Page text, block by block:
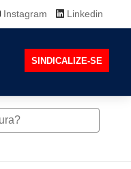
Instagram Linkedin
SINDICALIZE-SE